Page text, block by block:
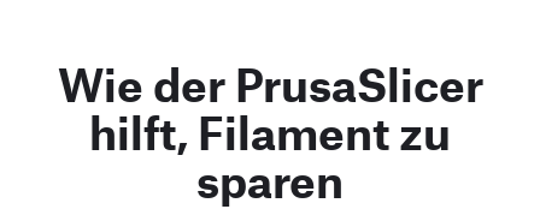
Wie der PrusaSlicer
hilft, Filament zu
sparen